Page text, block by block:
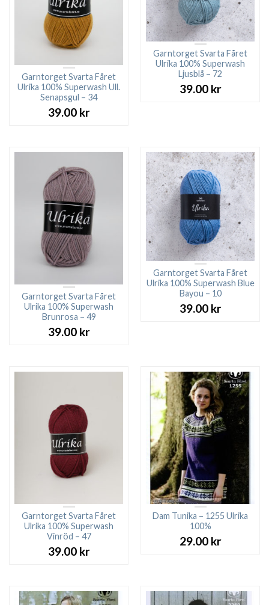
Garntorget Svarta Fåret
Ulrika 100% Superwash Ull.
Senapsgul – 34
39.00 kr
Garntorget Svarta Fåret
Ulrika 100% Superwash
Ljusblå – 72
39.00 kr
Garntorget Svarta Fåret
Ulrika 100% Superwash
Brunrosa – 49
39.00 kr
Garntorget Svarta Fåret
Ulrika 100% Superwash Blue
Bayou – 10
39.00 kr
Garntorget Svarta Fåret
Ulrika 100% Superwash
Vinröd – 47
39.00 kr
Dam Tunika – 1255 Ulrika
100%
29.00 kr